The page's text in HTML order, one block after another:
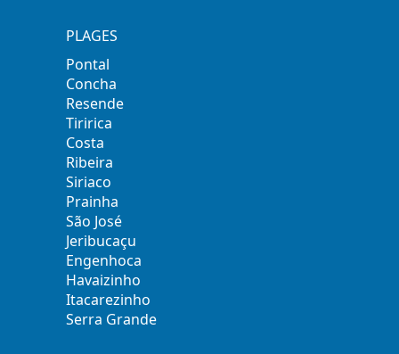
PLAGES
Pontal
Concha
Resende
Tiririca
Costa
Ribeira
Siriaco
Prainha
São José
Jeribucaçu
Engenhoca
Havaizinho
Itacarezinho
Serra Grande